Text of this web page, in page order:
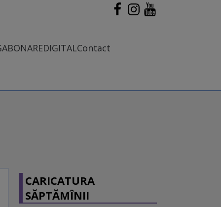
ABONAREDIGITALContact
CARICATURA
SĂPTĂMÎNII